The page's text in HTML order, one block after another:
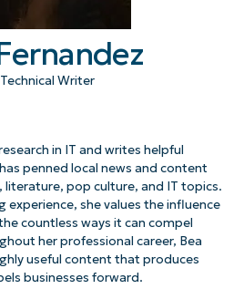
Writer
in IT and writes helpful
penned local news and content
literature, pop culture, and IT topics.
experience, she values the influence
countless ways it can compel
her professional career, Bea
useful content that produces
businesses forward.